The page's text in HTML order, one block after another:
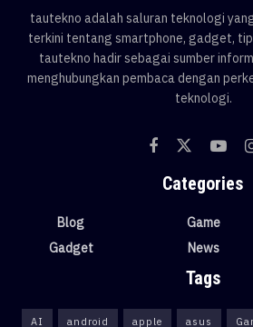
tautekno adalah saluran teknologi
terkini tentang smartphone, gadget,
tautekno hadir sebagai sumber
menghubungkan pembaca dengan
teknologi.
Categories
Blog
Gadget
Game
News
Tags
AI android apple asus